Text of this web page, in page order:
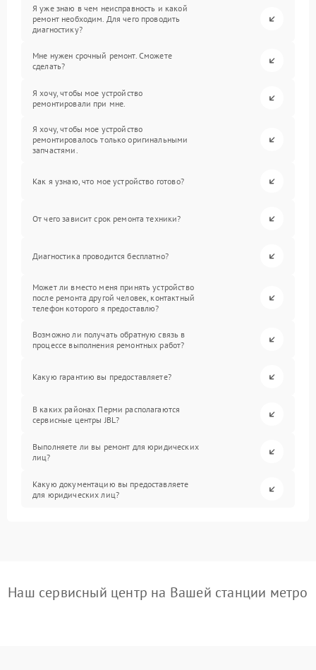
Я уже знаю в чем неисправность и какой
ремонт необходим. Для чего проводить
диагностику?
Мне нужен срочный ремонт. Сможете
сделать?
Я хочу, чтобы мое устройство
ремонтировали при мне.
Я хочу, чтобы мое устройство
ремонтировалось только оригинальными
запчастями.
Как я узнаю, что мое устройство готово?
От чего зависит срок ремонта техники?
Диагностика проводится бесплатно?
Может ли вместо меня принять устройство
после ремонта другой человек, контактный
телефон которого я предоставлю?
Возможно ли получать обратную связь в
процессе выполнения ремонтных работ?
Какую гарантию вы предоставляете?
В каких районах Перми располагаются
сервисные центры JBL?
Выполняете ли вы ремонт для юридических
лиц?
Какую документацию вы предоставляете
для юридических лиц?
Наш сервисный центр на Вашей станции метро